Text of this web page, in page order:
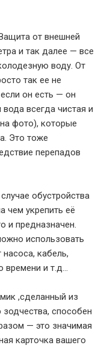
от внешней
и так далее — все
воду. От
так ее не
он есть — он
всегда чистая и
фото), которые
Это тоже
перепадов
обустройства
чем укрепить её
и предназначен.
использовать
кабель,
времени и т.д…
,сделанный из
способен
— это значимая
карточка вашего